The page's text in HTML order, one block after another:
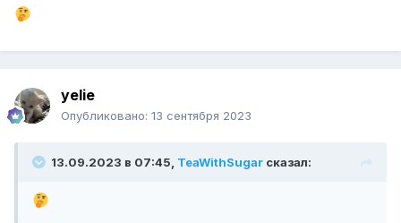
yelie
Опубликовано: 13 сентября 2023
13.09.2023 в 07:45, TeaWithSugar сказал: